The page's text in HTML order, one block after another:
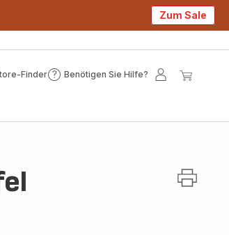
Zum Sale
Finder Benötigen Sie Hilfe?
Benötigen
Mein